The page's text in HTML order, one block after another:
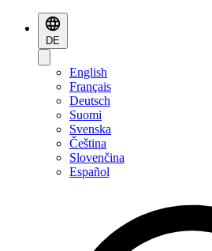
DE
English
Français
Deutsch
Suomi
Svenska
Čeština
Slovenčina
Español